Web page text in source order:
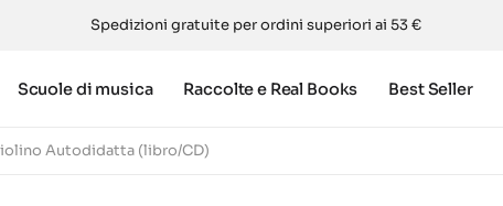
Spedizioni gratuite per ordini superiori ai 53 €
Scuole di musica Raccolte e Real Books Best Seller
Autodidatta (libro/CD)